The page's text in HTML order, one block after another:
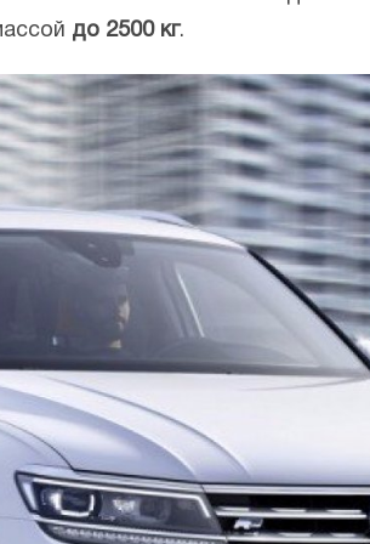
до 2500 кг.